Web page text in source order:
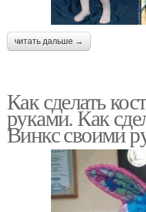
читать дальше →
Как сделать
руками. Как
Винкс своими